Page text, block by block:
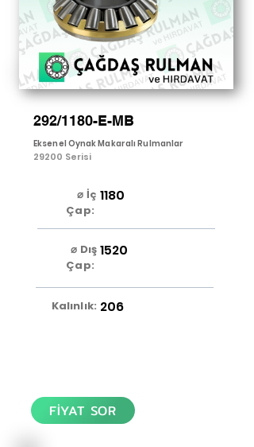
292/1180-E-MB
Eksenel Oynak Makaralı Rulmanlar
29200 Serisi
⌀ İç
Çap:
1180
⌀ Dış
Çap:
1520
Kalınlık: 206
FİYAT SOR